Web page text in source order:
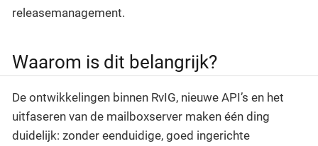
releasemanagement.
Waarom is dit belangrijk?
De ontwikkelingen binnen RvIG, nieuwe API’s en het
uitfaseren van de mailboxserver maken één ding
duidelijk: zonder eenduidige, goed ingerichte